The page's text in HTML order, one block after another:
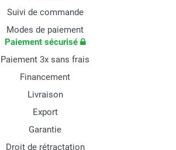
Suivi de commande
Modes de paiement
Paiement sécurisé
Paiement 3x sans frais
Financement
Livraison
Export
Garantie
Droit de rétractation